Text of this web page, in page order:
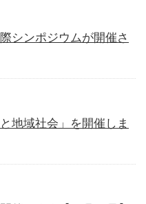
シンポジウムが開催さ
地域社会」を開催しま